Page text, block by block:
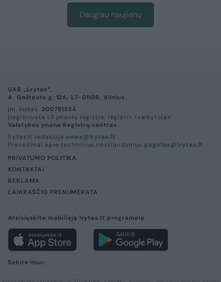
Daugiau naujienų
UAB „Lrytas“,
A. Goštauto g. 12A, LT-01108, Vilnius.
Įm. kodas: 300781534
Įregistruota LR įmonių registre, registro tvarkytojas:
Valstybės įmonė Registrų centras
lrytas.lt redakcija news@lrytas.lt
Pranešimai apie techninius nesklandumus pagalba@lrytas.lt
PRIVATUMO POLITIKA
KONTAKTAI
REKLAMA
LAIKRAŠČIO PRENUMERATA
Atsisiųskite mobiliąją lrytas.lt programėlę
Sekite mus: